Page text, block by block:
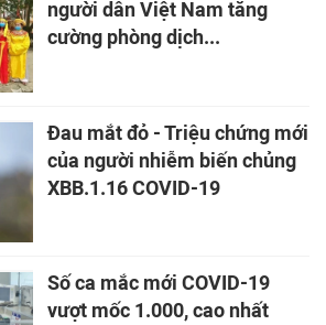
người dân Việt Nam tăng
cường phòng dịch...
Đau mắt đỏ - Triệu chứng mới
của người nhiễm biến chủng
XBB.1.16 COVID-19
Số ca mắc mới COVID-19
vượt mốc 1.000, cao nhất